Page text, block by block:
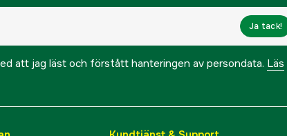
Ja tack!
att jag läst och förstått hanteringen av persondata. Läs